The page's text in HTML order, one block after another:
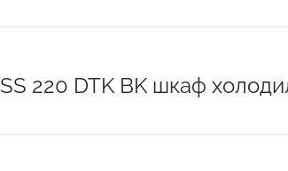
220 DTK BK шкаф